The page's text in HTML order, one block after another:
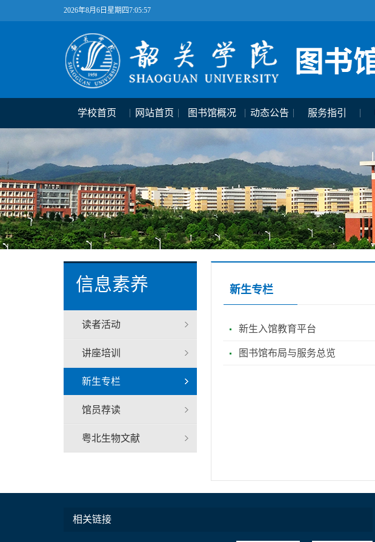
2026年8月6日星期四7:05:57
学校首页 网站首页 图书馆概况 动态公告 服务指引
信息素养
读者活动
讲座培训
新生专栏
馆员荐读
粤北生物文献
新生专栏
新生入馆教育平台
图书馆布局与服务总览
相关链接